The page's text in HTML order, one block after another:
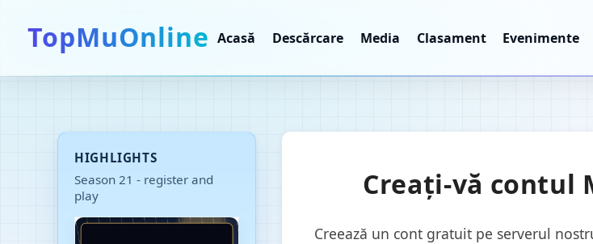
TopMuOnline Acasă Descărcare Media Clasament Evenimente
HIGHLIGHTS
Season 21 - register and
play
Creați-vă contul
Creează un cont gratuit pe serverul